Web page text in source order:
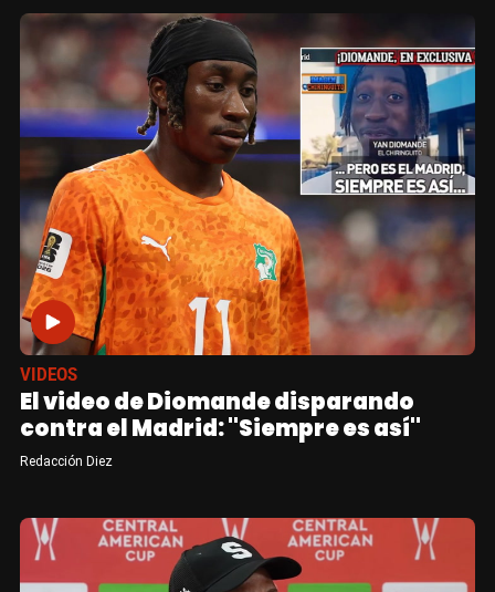
VIDEOS
El video de Diomande disparando
contra el Madrid: "Siempre es así"
Redacción Diez